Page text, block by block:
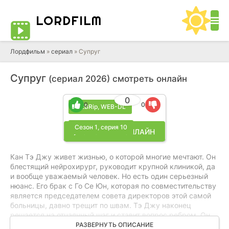
LORDFILM
Лордфильм » cериал » Супруг
Супруг (сериал 2026) смотреть онлайн
WEBRip, WEB-DL
Сезон 1, серия 10
0
0 0
▶ СМОТРЕТЬ ОНЛАЙН
Кан Тэ Джу живет жизнью, о которой многие мечтают. Он
блестящий нейрохирург, руководит крупной клиникой, да
и вообще уважаемый человек. Но есть один серьезный
нюанс. Его брак с Го Се Юн, которая по совместительству
является председателем совета директоров этой самой
больницы, давно трещит по швам. Тэ Джу наконец
решается на отчаянный шаг и ставит вопрос ребром. Он
РАЗВЕРНУТЬ ОПИСАНИЕ